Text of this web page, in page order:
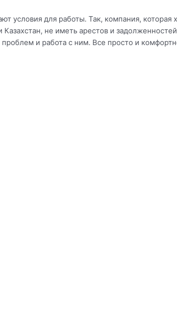
условия для работы. Так, компания,
не иметь арестов и
и работа с ним. Все просто и